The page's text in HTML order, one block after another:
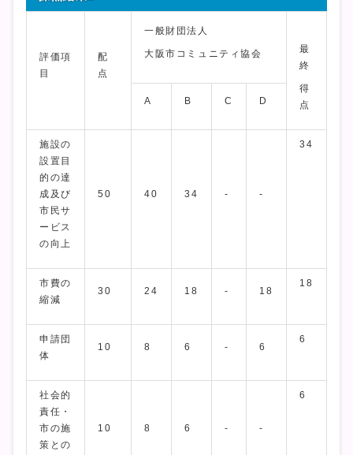
評価項
目
配
点
一般財団法人
大阪市コミュニティ協会
最
終
得
点
A B C D
施設の
設置目
的の達
成及び
市民サ
ービス
の向上
50 40 34 - -
34
市費の
縮減
30 24 18 - 18
18
申請団
体
10 8 6 - 6
6
社会的
責任・
市の施
策との
10 8 6 - -
6